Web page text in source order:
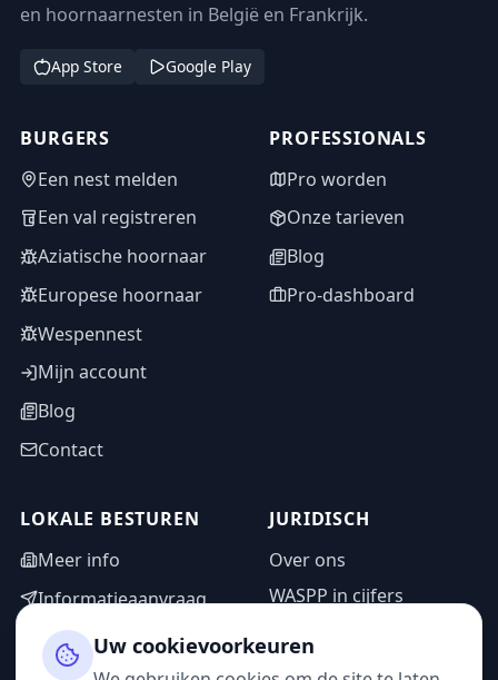
en hoornaarnesten in België en Frankrijk.
App Store Google Play
BURGERS
Een nest melden
Een val registreren
Aziatische hoornaar
Europese hoornaar
Wespennest
Mijn account
Blog
Contact
PROFESSIONALS
Pro worden
Onze tarieven
Blog
Pro-dashboard
LOKALE BESTUREN
Meer info
Informatieaanvraag
Adminzone
JURIDISCH
Over ons
WASPP in cijfers
Privacybeleid
Uw cookievoorkeuren